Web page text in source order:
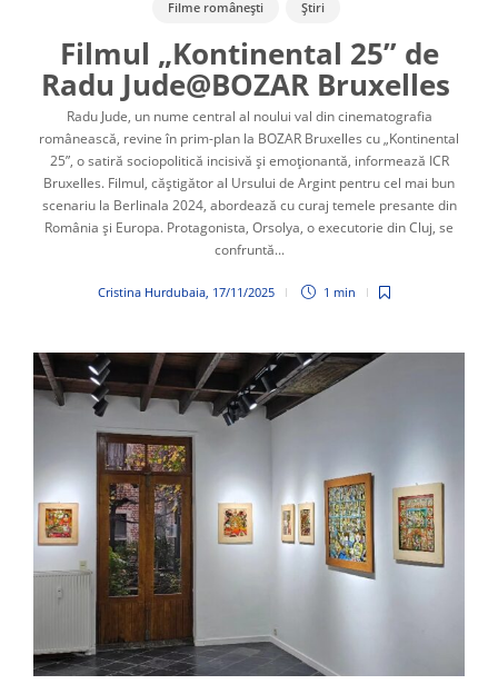
Filme românești Știri
Filmul „Kontinental 25” de
Radu Jude@BOZAR Bruxelles
Radu Jude, un nume central al noului val din cinematografia
românească, revine în prim-plan la BOZAR Bruxelles cu „Kontinental
25”, o satiră sociopolitică incisivă și emoționantă, informează ICR
Bruxelles. Filmul, căștigător al Ursului de Argint pentru cel mai bun
scenariu la Berlinala 2024, abordează cu curaj temele presante din
România și Europa. Protagonista, Orsolya, o executorie din Cluj, se
confruntă...
Cristina Hurdubaia, 17/11/2025 1 min